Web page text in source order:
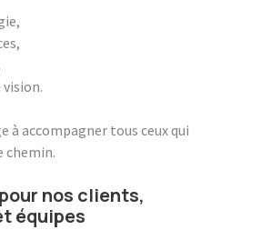
à accompagner tous ceux qui
chemin.
nos clients,
équipes